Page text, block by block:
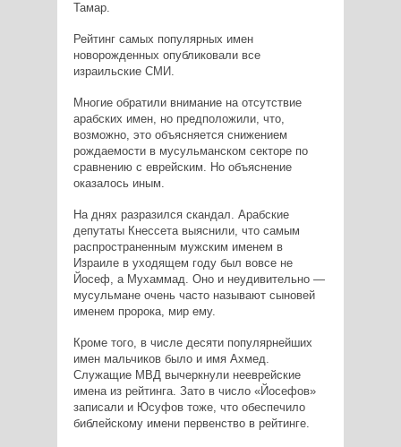
Тамар.
Рейтинг самых популярных имен
новорожденных опубликовали все
израильские СМИ.
Многие обратили внимание на отсутствие
арабских имен, но предположили, что,
возможно, это объясняется снижением
рождаемости в мусульманском секторе по
сравнению с еврейским. Но объяснение
оказалось иным.
На днях разразился скандал. Арабские
депутаты Кнессета выяснили, что самым
распространенным мужским именем в
Израиле в уходящем году был вовсе не
Йосеф, а Мухаммад. Оно и неудивительно —
мусульмане очень часто называют сыновей
именем пророка, мир ему.
Кроме того, в числе десяти популярнейших
имен мальчиков было и имя Ахмед.
Служащие МВД вычеркнули нееврейские
имена из рейтинга. Зато в число «Йосефов»
записали и Юсуфов тоже, что обеспечило
библейскому имени первенство в рейтинге.